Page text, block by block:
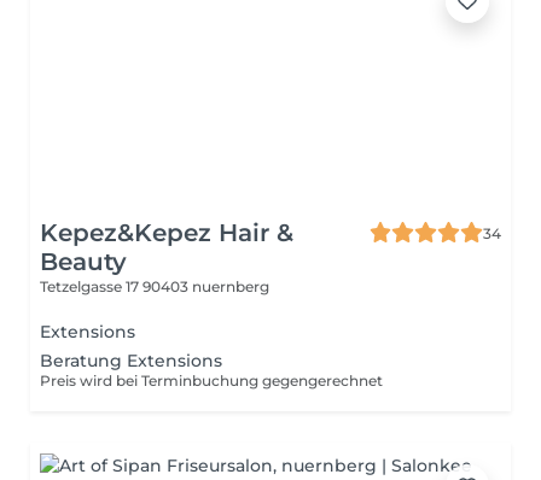
Kepez&Kepez Hair &
Beauty
34
Tetzelgasse 17 90403 nuernberg
Extensions
Beratung Extensions
Preis wird bei Terminbuchung gegengerechnet